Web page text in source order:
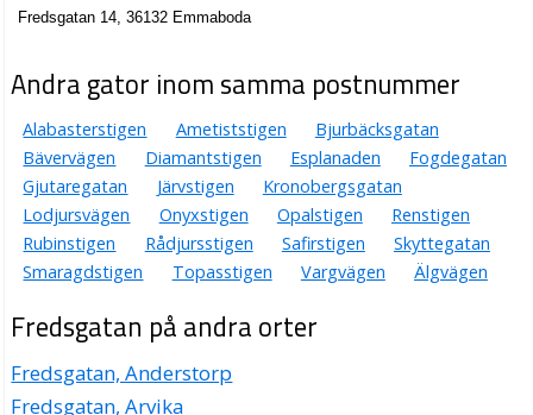
Fredsgatan 14, 36132 Emmaboda
Andra gator inom samma postnummer
Alabasterstigen Ametiststigen
Bjurbäcksgatan
Bävervägen
Diamantstigen Esplanaden
Fogdegatan
Gjutaregatan
Järvstigen
Kronobergsgatan
Lodjursvägen
Onyxstigen Opalstigen
Renstigen
Rubinstigen
Rådjursstigen Safirstigen
Skyttegatan
Smaragdstigen
Topasstigen Vargvägen Älgvägen
Fredsgatan på andra orter
Fredsgatan, Anderstorp
Fredsgatan, Arvika